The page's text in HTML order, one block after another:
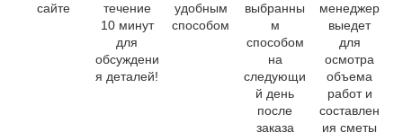
сайте
течение
10 минут
для
обсуждени
я деталей!
удобным
способом
выбранны
м
способом
на
следующи
й день
после
заказа
менеджер
выедет
для
осмотра
объема
работ и
составлен
ия сметы